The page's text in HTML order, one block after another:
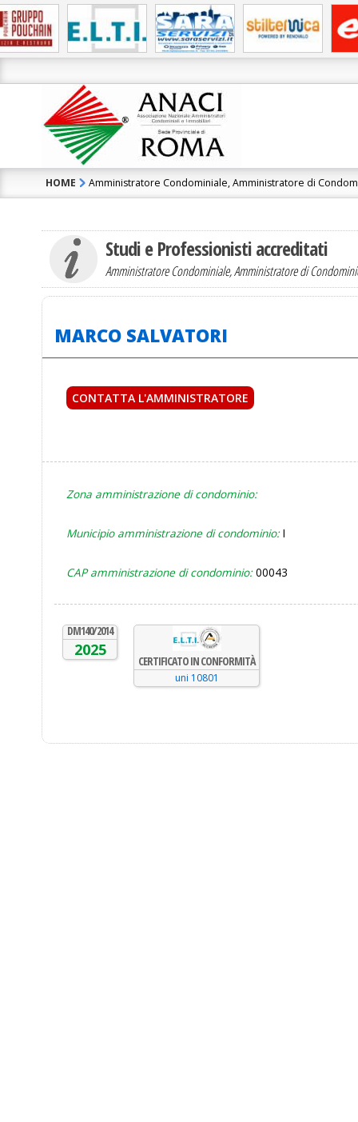
HOME Amministratore Condominiale, Amministratore di
Studi e Professionisti accreditati
Amministratore Condominiale, Amministratore di
MARCO SALVATORI
CONTATTA L'AMMINISTRATORE
Contatta
Zona amministrazione di condominio:
Municipio amministrazione di condominio:I
CAP amministrazione di condominio:00043
DM140/2014
2025
CERTIFICATO IN CONFORMITÀ
uni 10801